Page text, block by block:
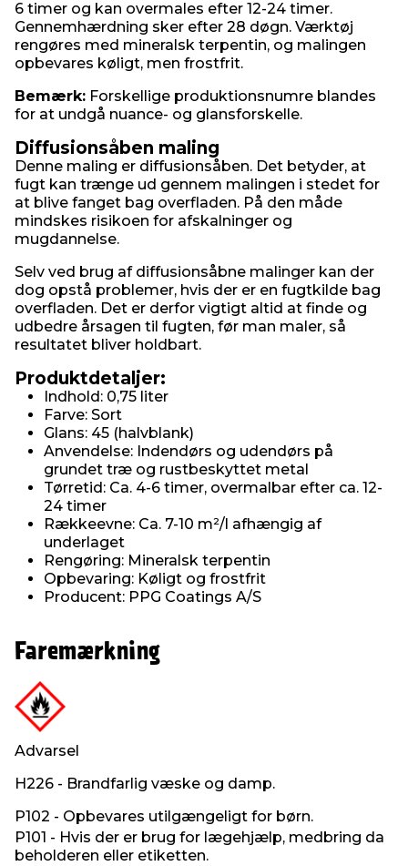
6 timer og kan overmales efter 12-24 timer.
Gennemhærdning sker efter 28 døgn. Værktøj
rengøres med mineralsk terpentin, og malingen
opbevares køligt, men frostfrit.
Bemærk: Forskellige produktionsnumre blandes
for at undgå nuance- og glansforskelle.
Diffusionsåben maling
Denne maling er diffusionsåben. Det betyder, at
fugt kan trænge ud gennem malingen i stedet for
at blive fanget bag overfladen. På den måde
mindskes risikoen for afskalninger og
mugdannelse.
Selv ved brug af diffusionsåbne malinger kan der
dog opstå problemer, hvis der er en fugtkilde bag
overfladen. Det er derfor vigtigt altid at finde og
udbedre årsagen til fugten, før man maler, så
resultatet bliver holdbart.
Produktdetaljer:
Indhold: 0,75 liter
Farve: Sort
Glans: 45 (halvblank)
Anvendelse: Indendørs og udendørs på
grundet træ og rustbeskyttet metal
Tørretid: Ca. 4-6 timer, overmalbar efter ca. 12-
24 timer
Rækkeevne: Ca. 7-10 m²/l afhængig af
underlaget
Rengøring: Mineralsk terpentin
Opbevaring: Køligt og frostfrit
Producent: PPG Coatings A/S
Faremærkning
Advarsel
H226 - Brandfarlig væske og damp.
P102 - Opbevares utilgængeligt for børn.
P101 - Hvis der er brug for lægehjælp, medbring da
beholderen eller etiketten.